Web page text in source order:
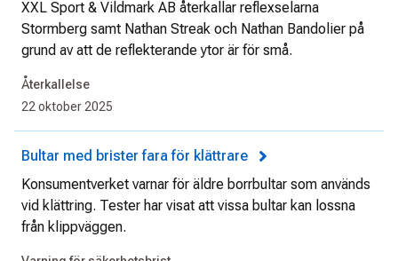
XXL Sport & Vildmark AB återkallar reflexselarna
Stormberg samt Nathan Streak och Nathan Bandolier på
grund av att de reflekterande ytor är för små.
Återkallelse
22 oktober 2025
Bultar med brister fara för klättrare
Konsumentverket varnar för äldre borrbultar som används
vid klättring. Tester har visat att vissa bultar kan lossna
från klippväggen.